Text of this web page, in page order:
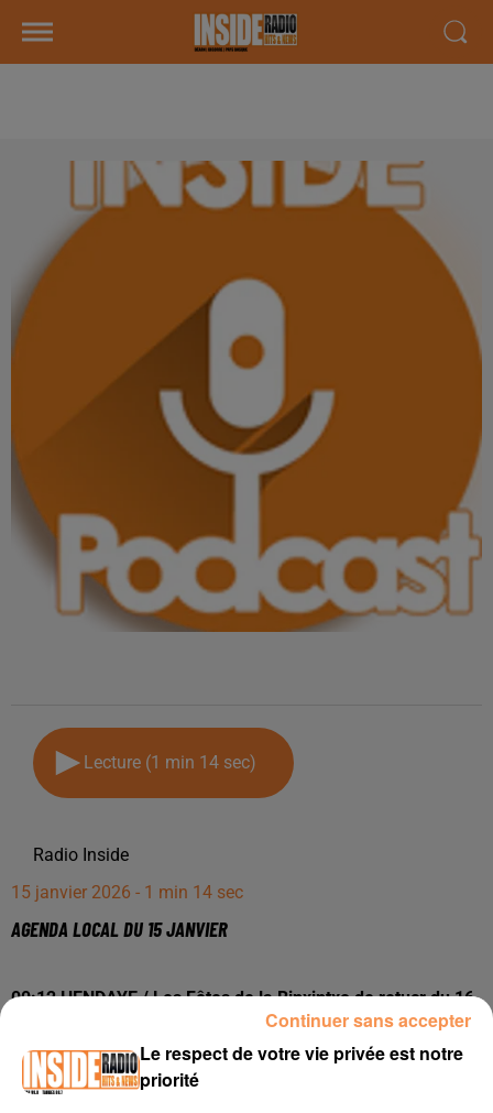
Lecture (1 min 14 sec)
Radio Inside
15 janvier 2026 - 1 min 14 sec
AGENDA LOCAL DU 15 JANVIER
00:12 HENDAYE / Les Fêtes de la Binxintxo de retuçr du 16
00:30 TARBES / Dernier week-end pour découvrir
l'exposition de Bruno Schmeltz au Carmel
Le respect de votre vie privée est notre
priorité
Continuer sans accepter